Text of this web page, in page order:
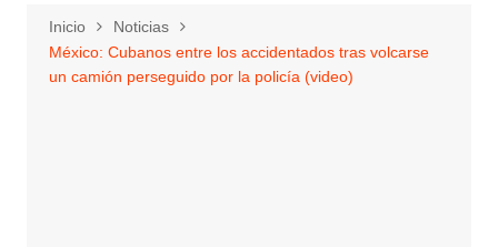
Inicio
Noticias
México: Cubanos entre los accidentados tras volcarse
un camión perseguido por la policía (video)